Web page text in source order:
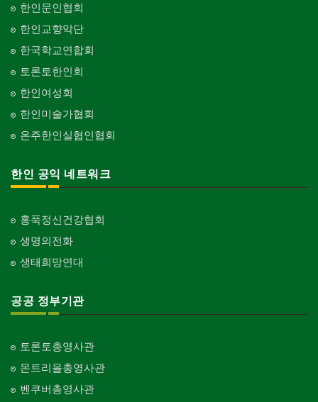
한인문인협회
한인교향악단
한국학교연합회
토론토한인회
한인여성회
한인미술가협회
온주한인실협인협회
한인 공익 네트워크
홍푹정신건강협회
생명의전화
생태희망연대
공공 정부기관
토론토총영사관
몬트리올총영사관
벤쿠버총영사관